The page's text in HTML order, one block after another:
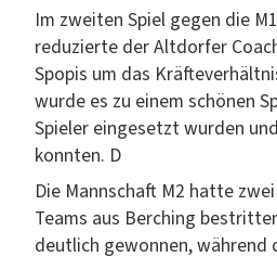
Im zweit­en Spiel gegen die
reduzierte der Alt­dor­fer
Spopis um das
wurde es zu einem schö­nen
Spiel­er einge­set­zt wur­den
kon­nten. D
Die Mannschaft M2 hat­te
Teams aus Berch­ing
deut­lich gewon­nen,